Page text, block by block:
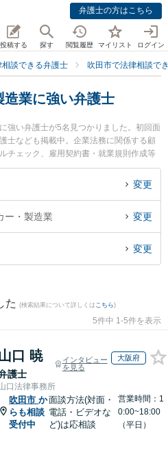
弁護士の方はこちら
投稿する 探す 閲覧履歴 マイリスト ログイン
談できる弁護士 吹田市で法律相談で
造業に強い弁護士
強い弁護士が5名見つかりました。初回面
士なども掲載中。企業法務に関係する顧
チェック、雇用契約書・就業規則作成等
便利です。特に吹田総合法律事務所の木
所の久保 勇二弁護士、大永法律事務所の
造業のトラブル解決の実績豊富な近くの
でメーカー・製造業を法律相談できる吹
どでお困りの相談者さんにおすすめで
変更
ー・製造業 変更
変更
た (検索結果について詳しくは こちら)
5件中 1-5件を表示
口 暁
護士
インタビュー
を見る
大阪府
口法律事務所
吹田市 か
らも相談
受付中
面談方法(対面・
電話・ビデオな
ど)は応相談
営業時間：1
0:00~18:00
（平日）